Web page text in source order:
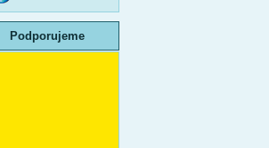
Podporujeme